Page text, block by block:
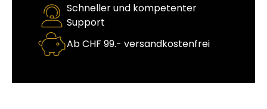
Schneller und kompetenter
Support
Ab CHF 99.- versandkostenfrei